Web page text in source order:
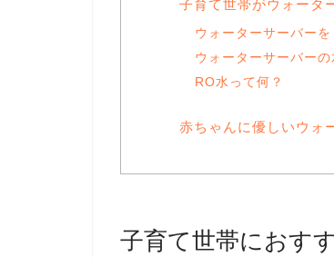
子育て世帯がウォータ
ウォーターサーバー
ウォーターサーバーの
RO水って何？
赤ちゃんに優しいウォ
子育て世帯におす